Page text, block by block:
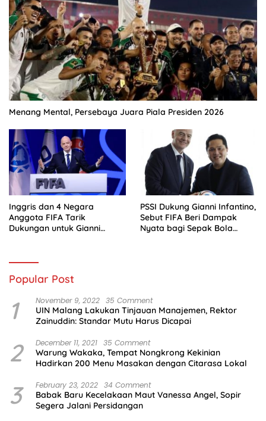
Menang Mental, Persebaya Juara Piala Presiden 2026
Inggris dan 4 Negara
Anggota FIFA Tarik
Dukungan untuk Gianni
PSSI Dukung Gianni Infantino,
Sebut FIFA Beri Dampak
Nyata bagi Sepak Bola
Popular Post
1 November 9, 2022 35 Comment
UIN Malang Lakukan Tinjauan Manajemen, Rektor
Zainuddin: Standar Mutu Harus Dicapai
2 December 11, 2021 35 Comment
Warung Wakaka, Tempat Nongkrong Kekinian
Hadirkan 200 Menu Masakan dengan Citarasa Lokal
3 February 23, 2022 34 Comment
Babak Baru Kecelakaan Maut Vanessa Angel, Sopir
Segera Jalani Persidangan